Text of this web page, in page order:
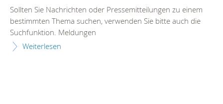
Sollten Sie Nachrichten oder Pressemitteilungen zu einem
bestimmten Thema suchen, verwenden Sie bitte auch die
Suchfunktion. Meldungen
Weiterlesen